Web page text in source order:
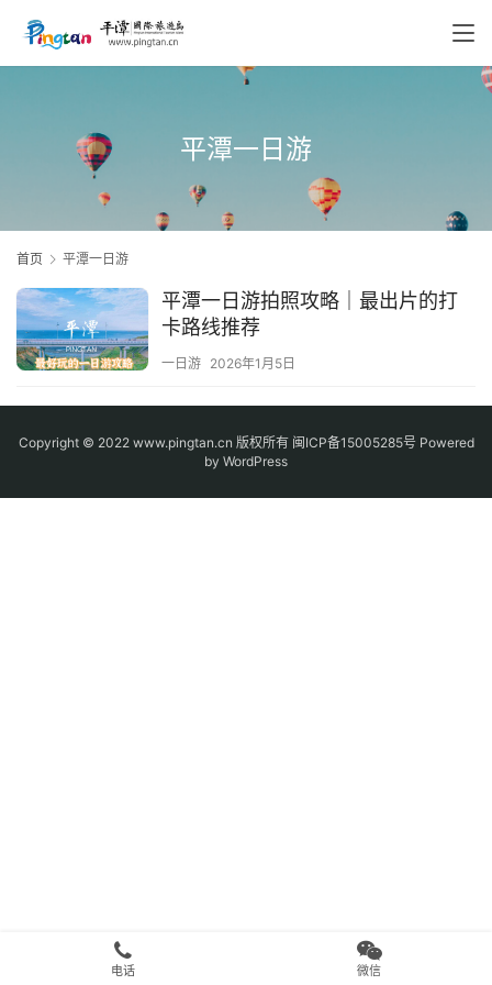
平潭一日游
首页 平潭一日游
平潭一日游拍照攻略｜最出片的打
卡路线推荐
一日游 2026年1月5日
Copyright © 2022 www.pingtan.cn 版权所有 闽ICP备15005285号Powered
by WordPress
电话 微信